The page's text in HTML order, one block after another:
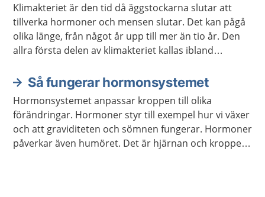
Klimakteriet är den tid då äggstockarna slutar att
tillverka hormoner och mensen slutar. Det kan pågå
olika länge, från något år upp till mer än tio år. Den
allra första delen av klimakteriet kallas ibland
Så fungerar hormonsystemet
Hormonsystemet anpassar kroppen till olika
förändringar. Hormoner styr till exempel hur vi växer
och att graviditeten och sömnen fungerar. Hormoner
påverkar även humöret. Det är hjärnan och kroppen